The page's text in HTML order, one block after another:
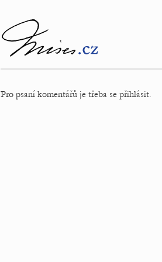
Pro psaní komentářů je třeba se přihlásit.